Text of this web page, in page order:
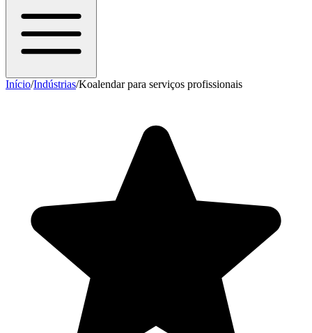
Início/Indústrias/Koalendar para serviços profissionais